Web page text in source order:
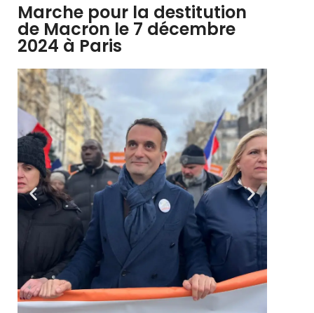
Marche pour la destitution
de Macron le 7 décembre
2024 à Paris